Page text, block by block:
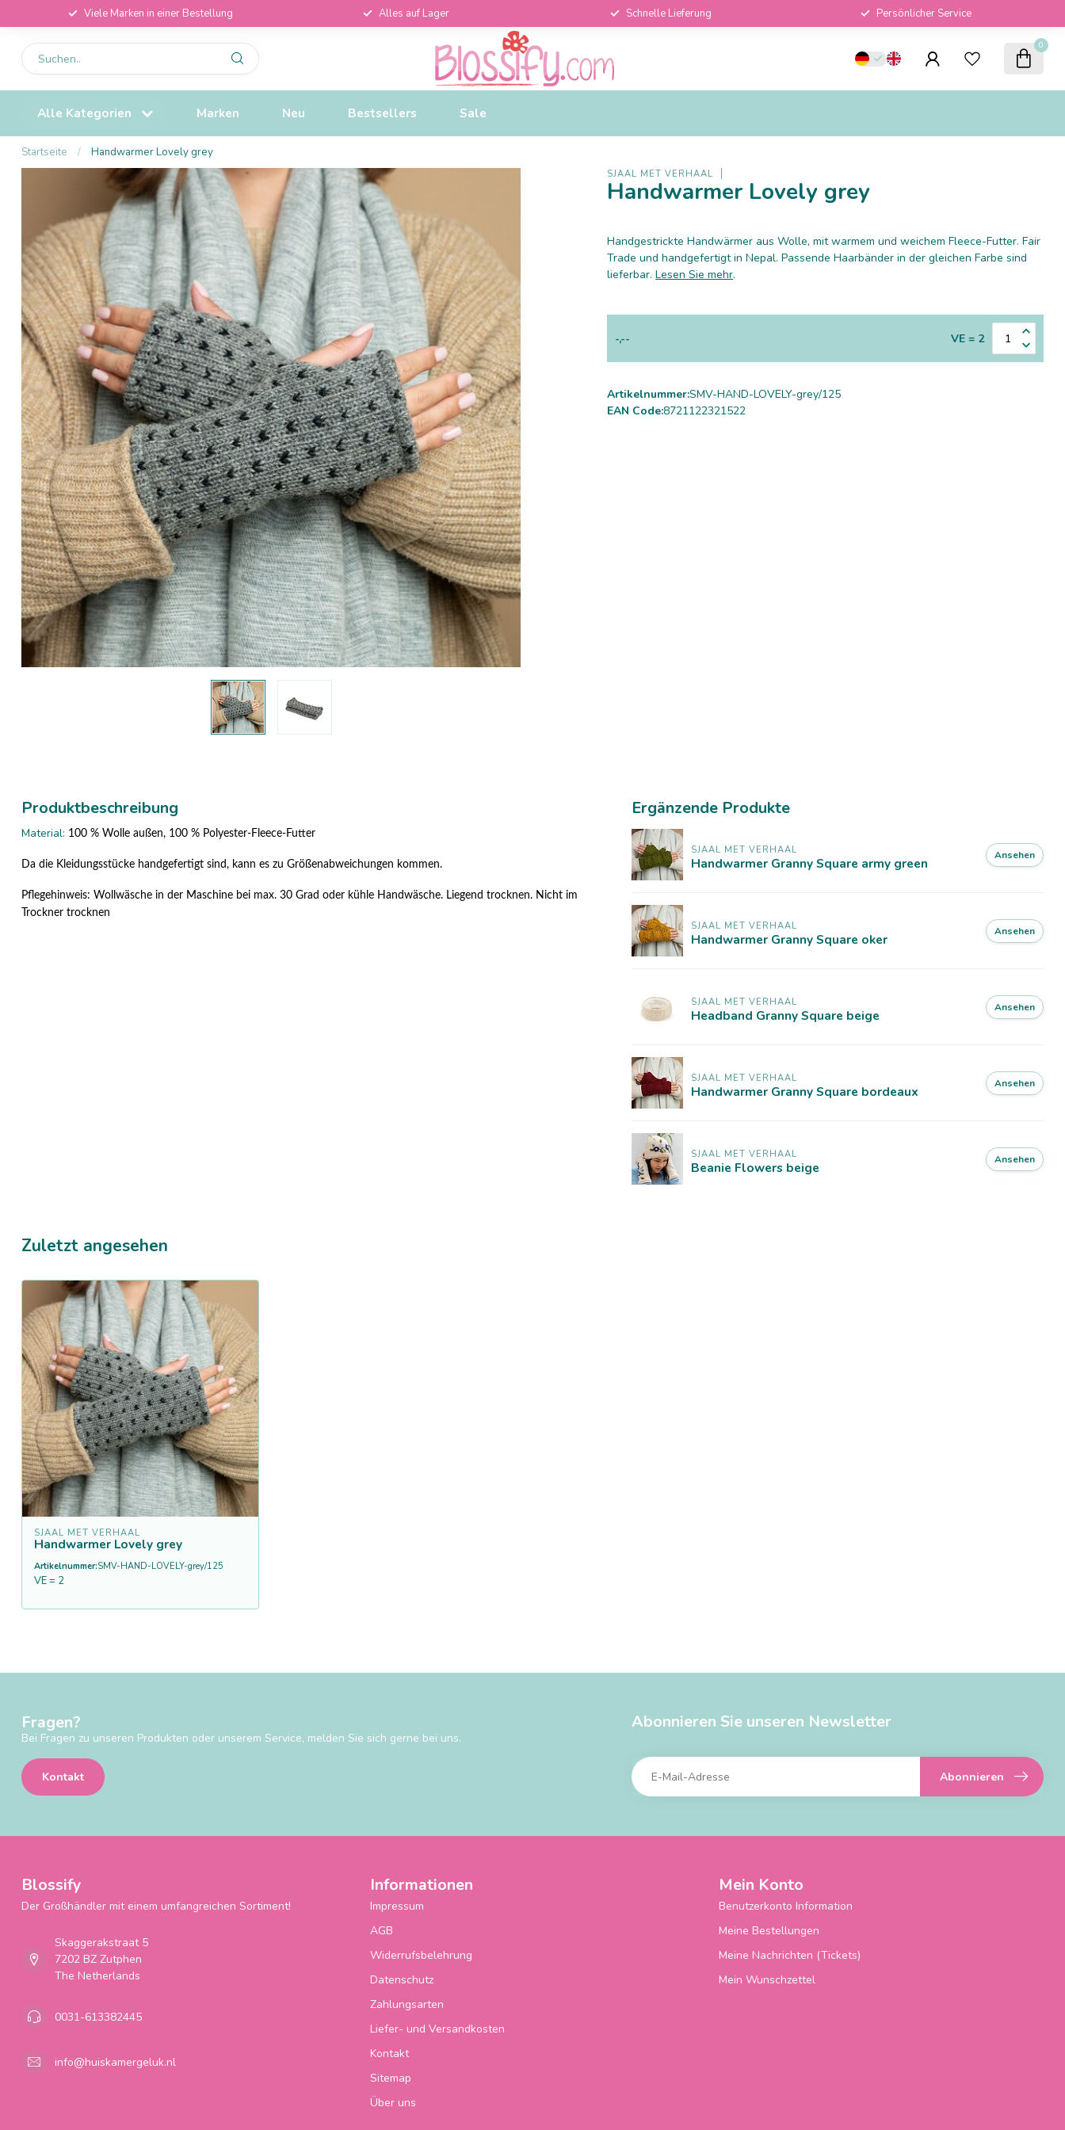
Viele Marken in einer Bestellung Alles auf Lager Schnelle Lieferung Persönlicher Service
0
Alle Kategorien Marken Neu Bestsellers Sale
Startseite / Handwarmer Lovely grey
SJAAL MET VERHAAL
Handwarmer Lovely grey
Handgestrickte Handwärmer aus Wolle, mit warmem und weichem Fleece-Futter. Fair
Trade und handgefertigt in Nepal. Passende Haarbänder in der gleichen Farbe sind
lieferbar.Lesen Sie mehr.
-,-- VE = 2
Artikelnummer:SMV-HAND-LOVELY-grey/125
EAN Code:8721122321522
Produktbeschreibung
Material: 100 % Wolle außen, 100 % Polyester-Fleece-Futter
Da die Kleidungsstücke handgefertigt sind, kann es zu Größenabweichungen kommen.
Pflegehinweis: Wollwäsche in der Maschine bei max. 30 Grad oder kühle Handwäsche. Liegend trocknen. Nicht im
Trockner trocknen
Ergänzende Produkte
SJAAL MET VERHAAL
Handwarmer Granny Square army green Ansehen
SJAAL MET VERHAAL
Handwarmer Granny Square oker Ansehen
SJAAL MET VERHAAL
Headband Granny Square beige Ansehen
SJAAL MET VERHAAL
Handwarmer Granny Square bordeaux Ansehen
SJAAL MET VERHAAL
Beanie Flowers beige Ansehen
Zuletzt angesehen
SJAAL MET VERHAAL
Handwarmer Lovely grey
Artikelnummer:SMV-HAND-LOVELY-grey/125
VE = 2
Fragen?
Bei Fragen zu unseren Produkten oder unserem Service, melden Sie sich gerne bei uns.
Kontakt
Abonnieren Sie unseren Newsletter
Abonnieren
Blossify
Der Großhändler mit einem umfangreichen Sortiment!
Skaggerakstraat 5
7202 BZ Zutphen
The Netherlands
0031-613382445
info@huiskamergeluk.nl
Informationen
Impressum
AGB
Widerrufsbelehrung
Datenschutz
Zahlungsarten
Liefer- und Versandkosten
Kontakt
Sitemap
Über uns
Mein Konto
Benutzerkonto Information
Meine Bestellungen
Meine Nachrichten (Tickets)
Mein Wunschzettel